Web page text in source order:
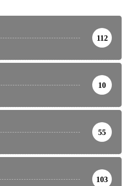
112
10
55
103